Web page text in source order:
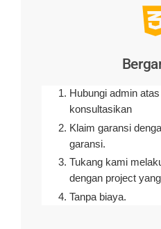
Hubungi admin
konsultasikan
Klaim garansi
garansi.
Tukang kami
dengan project
Tanpa biaya.